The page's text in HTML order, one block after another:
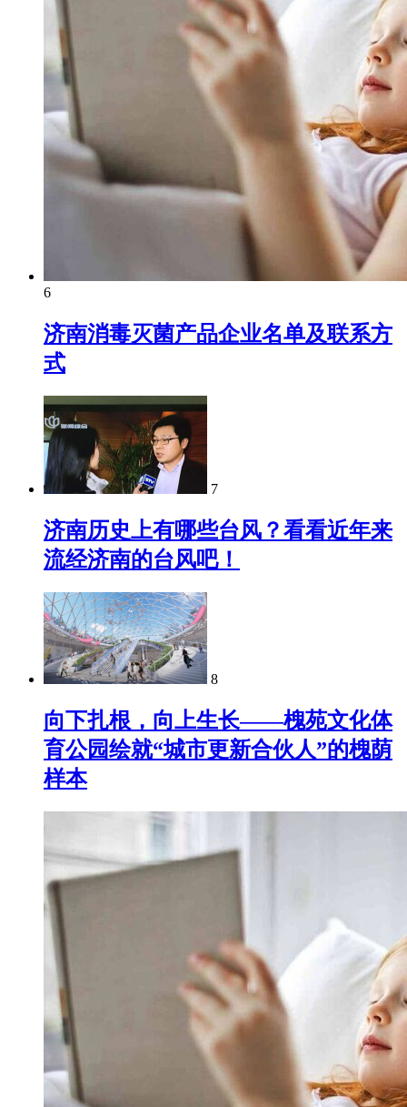
6
济南消毒灭菌产品企业名单及联系方
式
7
济南历史上有哪些台风？看看近年来
流经济南的台风吧！
8
向下扎根，向上生长——槐苑文化体
育公园绘就“城市更新合伙人”的槐荫
样本